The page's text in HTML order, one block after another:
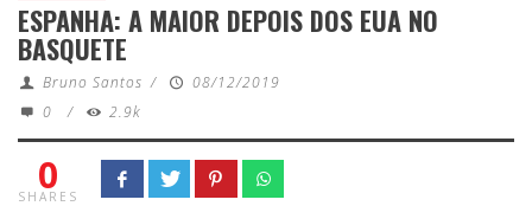
ESPANHA: A MAIOR DEPOIS DOS EUA NO
BASQUETE
Bruno Santos /
08/12/2019
0
/ 2.9k
0
SHARES